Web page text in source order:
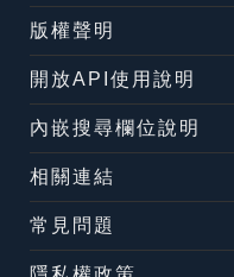
版權聲明
開放API使用說明
內嵌搜尋欄位說明
相關連結
常見問題